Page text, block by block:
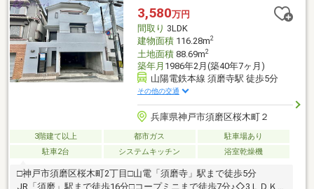
い合わせは ０７８－６８６－７３７６◆◆
3,580万円
間取り 3LDK
建物面積116.28m2
土地面積88.69m2
築年月 1986年2月(築40年7ヶ月)
山陽電鉄本線 須磨寺駅 徒歩5分
その他の交通
兵庫県神戸市須磨区桜木町２
3階建て以上 都市ガス
駐車場あり
駐車2台
システムキッチン 浴室乾燥機
□神戸市須磨区桜木町2丁目□山電「須磨寺」駅まで徒歩5分
JR「須磨」駅まで徒歩16分□コープミニまで徒歩7分♪◇3ＬＤＫ